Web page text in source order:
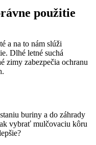
použitie
a na to nám slúži
Dlhé letné suchá
zimy zabezpečia ochranu
buriny a do záhrady
vybrať mulčovaciu kôru